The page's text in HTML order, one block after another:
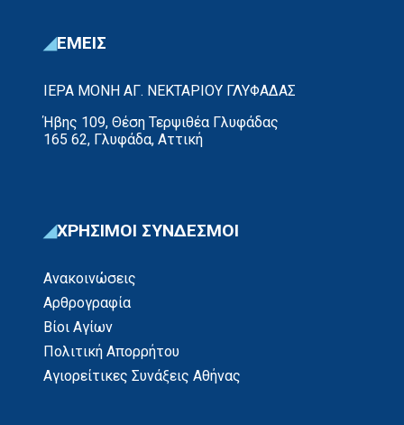
ΕΜΕΙΣ
ΙΕΡΑ ΜΟΝΗ ΑΓ. ΝΕΚΤΑΡΙΟΥ ΓΛΥΦΑΔΑΣ
Ήβης 109, Θέση Τερψιθέα Γλυφάδας
165 62, Γλυφάδα, Αττική
ΧΡΗΣΙΜΟΙ ΣΥΝΔΕΣΜΟΙ
Ανακοινώσεις
Αρθρογραφία
Βίοι Αγίων
Πολιτική Απορρήτου
Αγιορείτικες Συνάξεις Αθήνας